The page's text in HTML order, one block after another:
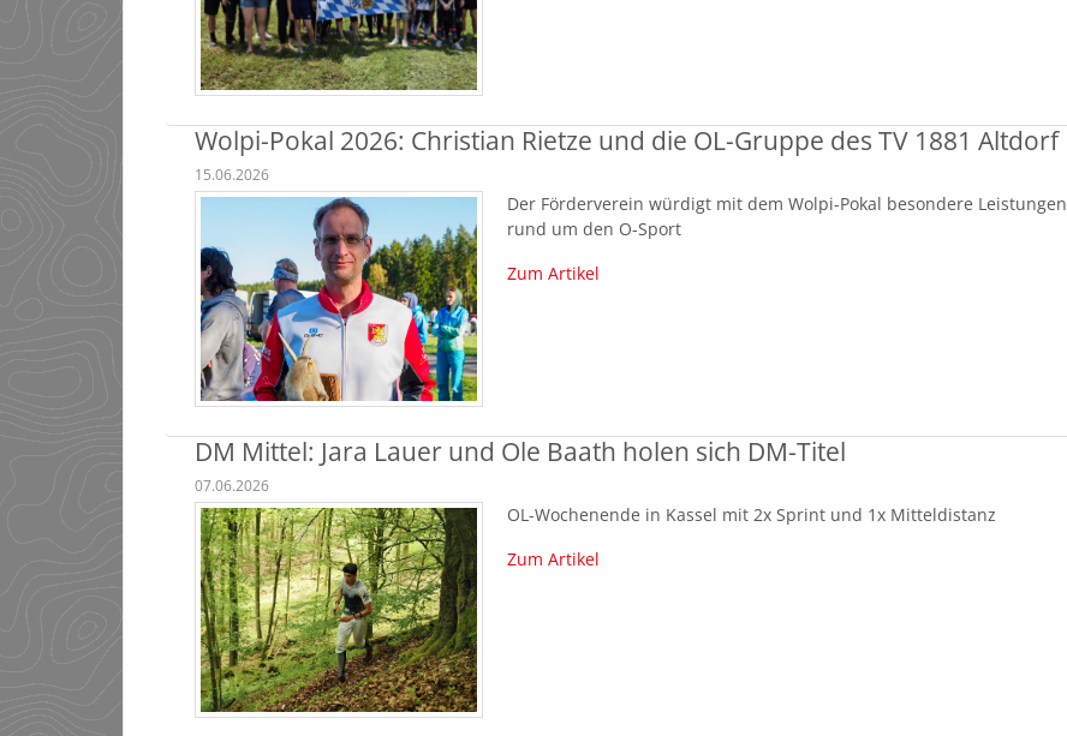
Wolpi-Pokal 2026: Christian Rietze und die OL-Gruppe des TV 1881 Altdorf
15.06.2026
Der Förderverein würdigt mit dem Wolpi-Pokal besondere Leistungen
rund um den O-Sport
Zum Artikel
DM Mittel: Jara Lauer und Ole Baath holen sich DM-Titel
07.06.2026
OL-Wochenende in Kassel mit 2x Sprint und 1x Mitteldistanz
Zum Artikel